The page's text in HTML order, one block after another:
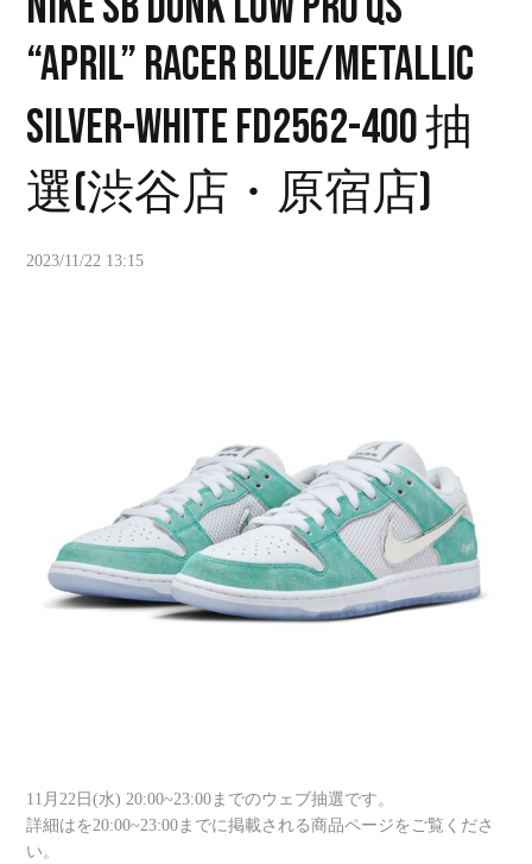
“APRIL” RACER BLUE/METALLIC
SILVER-WHITE FD2562-400 抽
選(渋谷店・原宿店)
2023/11/22 13:15
11月22日(水) 20:00~23:00までのウェブ抽選です。
詳細はを20:00~23:00までに掲載される商品ページをご覧くださ
い。